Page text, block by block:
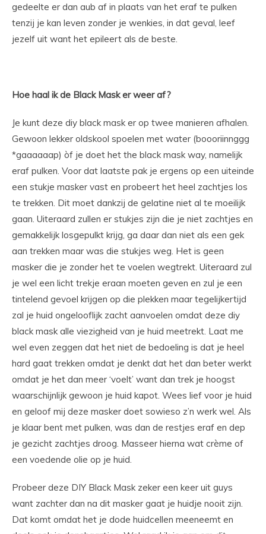
gedeelte er dan aub af in plaats van het eraf te pulken
tenzij je kan leven zonder je wenkies, in dat geval, leef
jezelf uit want het epileert als de beste.
Hoe haal ik de Black Mask er weer af?
Je kunt deze diy black mask er op twee manieren afhalen.
Gewoon lekker oldskool spoelen met water (boooriinnggg
*gaaaaaap) òf je doet het the black mask way, namelijk
eraf pulken. Voor dat laatste pak je ergens op een uiteinde
een stukje masker vast en probeert het heel zachtjes los
te trekken. Dit moet dankzij de gelatine niet al te moeilijk
gaan. Uiteraard zullen er stukjes zijn die je niet zachtjes en
gemakkelijk losgepulkt krijg, ga daar dan niet als een gek
aan trekken maar was die stukjes weg. Het is geen
masker die je zonder het te voelen wegtrekt. Uiteraard zul
je wel een licht trekje eraan moeten geven en zul je een
tintelend gevoel krijgen op die plekken maar tegelijkertijd
zal je huid ongelooflijk zacht aanvoelen omdat deze diy
black mask alle viezigheid van je huid meetrekt. Laat me
wel even zeggen dat het niet de bedoeling is dat je heel
hard gaat trekken omdat je denkt dat het dan beter werkt
omdat je het dan meer ‘voelt’ want dan trek je hoogst
waarschijnlijk gewoon je huid kapot. Wees lief voor je huid
en geloof mij deze masker doet sowieso z’n werk wel. Als
je klaar bent met pulken, was dan de restjes eraf en dep
je gezicht zachtjes droog. Masseer hierna wat crème of
een voedende olie op je huid.
Probeer deze DIY Black Mask zeker een keer uit guys
want zachter dan na dit masker gaat je huidje nooit zijn.
Dat komt omdat het je dode huidcellen meeneemt en